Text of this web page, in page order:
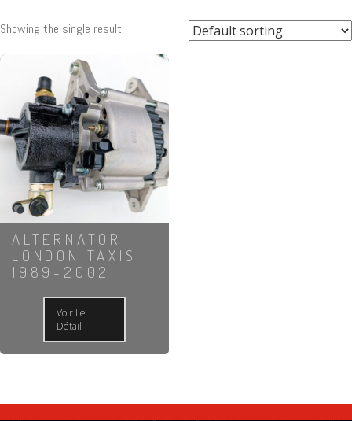
Showing the single result
ALTERNATOR
LONDON TAXIS
1989-2002
Voir Le
Détail